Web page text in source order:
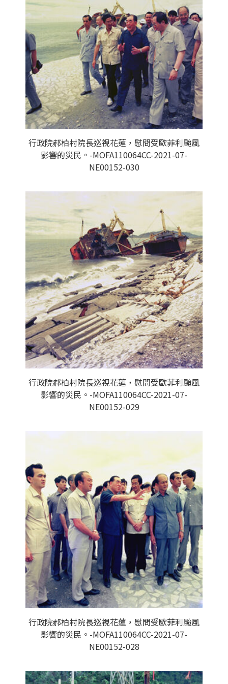
行政院郝柏村院長巡視花蓮，慰問受歐菲利颱風
影響的災民。-MOFA110064CC-2021-07-
NE00152-030
行政院郝柏村院長巡視花蓮，慰問受歐菲利颱風
影響的災民。-MOFA110064CC-2021-07-
NE00152-029
行政院郝柏村院長巡視花蓮，慰問受歐菲利颱風
影響的災民。-MOFA110064CC-2021-07-
NE00152-028